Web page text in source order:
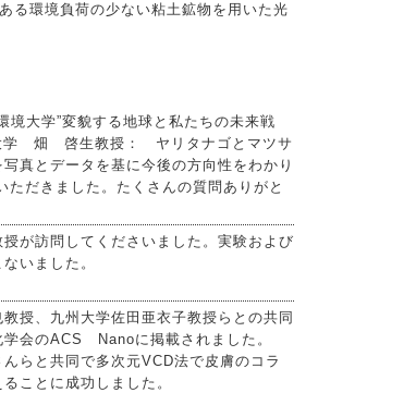
る環境負荷の少ない粘土鉱物を用いた光
境大学”変貌する地球と私たちの未来戦
畑 啓生教授： ヤリタナゴとマツサ
真とデータを基に今後の方向性をわかり
ただきました。たくさんの質問ありがと
が訪問してくださいました。実験および
ないました。
授、九州大学佐田亜衣子教授らとの共同
学会のACS Nanoに掲載されました。
らと共同で多次元VCD法で皮膚のコラ
ことに成功しました。